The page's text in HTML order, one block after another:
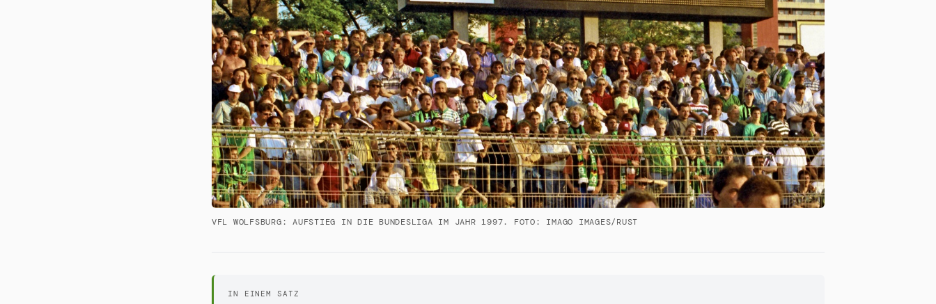
VFL WOLFSBURG: AUFSTIEG IN DIE BUNDESLIGA IM JAHR 1997. FOTO: IMAGO IMAGES/RUST
IN EINEM SATZ